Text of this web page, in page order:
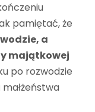
pamiętać, że
a
majątkowej
po rozwodzie